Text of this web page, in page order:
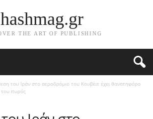
hashmag.gr
THE ART OF PUBLISHING
του Ιράν στο αεροδρόμιο του Κουβέιτ έχει θανατηφόρο
πυρός